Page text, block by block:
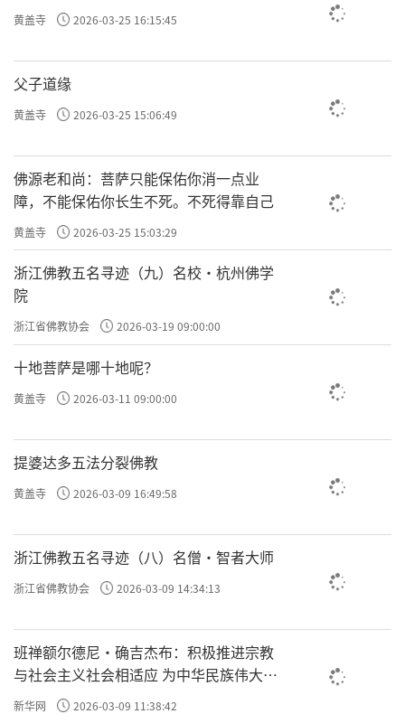
黄盖寺 2026-03-25 16:15:45
父子道缘
黄盖寺 2026-03-25 15:06:49
佛源老和尚：菩萨只能保佑你消一点业
障，不能保佑你长生不死。不死得靠自己
黄盖寺 2026-03-25 15:03:29
浙江佛教五名寻迹（九）名校·杭州佛学
院
浙江省佛教协会 2026-03-19 09:00:00
十地菩萨是哪十地呢？
黄盖寺 2026-03-11 09:00:00
提婆达多五法分裂佛教
黄盖寺 2026-03-09 16:49:58
浙江佛教五名寻迹（八）名僧·智者大师
浙江省佛教协会 2026-03-09 14:34:13
班禅额尔德尼·确吉杰布：积极推进宗教
与社会主义社会相适应 为中华民族伟大复
兴贡献力量
新华网 2026-03-09 11:38:42